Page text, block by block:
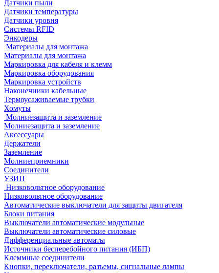
Датчики пыли
Датчики температуры
Датчики уровня
Системы RFID
Энкодеры
Материалы для монтажа
Материалы для монтажа
Маркировка для кабеля и клемм
Маркировка оборудования
Маркировка устройств
Наконечники кабельные
Термоусаживаемые трубки
Хомуты
Молниезащита и заземление
Молниезащита и заземление
Аксессуары
Держатели
Заземление
Молниеприемники
Соединители
УЗИП
Низковольтное оборудование
Низковольтное оборудование
Автоматические выключатели для защиты двигателя
Блоки питания
Выключатели автоматические модульные
Выключатели автоматические силовые
Дифференциальные автоматы
Источники бесперебойного питания (ИБП)
Клеммные соединители
Кнопки, переключатели, разъемы, сигнальные лампы